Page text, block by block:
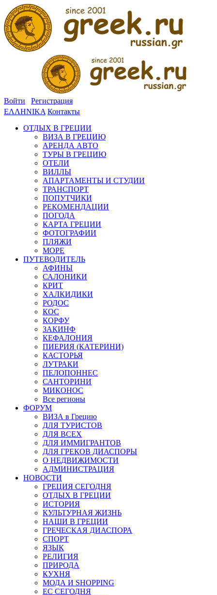
Войти
Регистрация
ΕΛΛΗΝΙΚΑ Контакты
ОТДЫХ В ГРЕЦИИ
ВИЗА В ГРЕЦИЮ
АРЕНДА АВТО
ТУРЫ В ГРЕЦИЮ
ОТЕЛИ
ВИЛЛЫ
АПАРТАМЕНТЫ И СТУДИИ
ТРАНСПОРТ
ПОПУТЧИКИ
РЕКОМЕНДАЦИИ
ПОГОДА
КАРТА ГРЕЦИИ
ФОТОГРАФИИ
ПЛЯЖИ
МОРЕ
ПУТЕВОДИТЕЛЬ
АФИНЫ
САЛОНИКИ
КРИТ
ХАЛКИДИКИ
РОДОС
КОС
КОРФУ
ЗАКИНФ
КЕФАЛОНИЯ
ПИЕРИЯ (КАТЕРИНИ)
КАСТОРЬЯ
ЛУТРАКИ
ПЕЛОПОННЕС
САНТОРИНИ
МИКОНОС
Все регионы
ФОРУМ
ВИЗА в Грецию
ДЛЯ ТУРИСТОВ
ДЛЯ ВСЕХ
ДЛЯ ИММИГРАНТОВ
ДЛЯ ГРЕКОВ ДИАСПОРЫ
О НЕДВИЖИМОСТИ
АДМИНИСТРАЦИЯ
НОВОСТИ
ГРЕЦИЯ СЕГОДНЯ
ОТДЫХ В ГРЕЦИИ
ИСТОРИЯ
КУЛЬТУРНАЯ ЖИЗНЬ
НАШИ В ГРЕЦИИ
ГРЕЧЕСКАЯ ДИАСПОРА
СПОРТ
ЯЗЫК
РЕЛИГИЯ
ПРИРОДА
КУХНЯ
МОДА И SHOPPING
ЕС СЕГОДНЯ